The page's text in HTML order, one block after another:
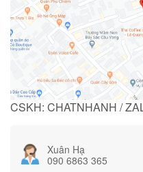
CSKH: CHATNHANH /
Xuân Hạ
090 6863 365